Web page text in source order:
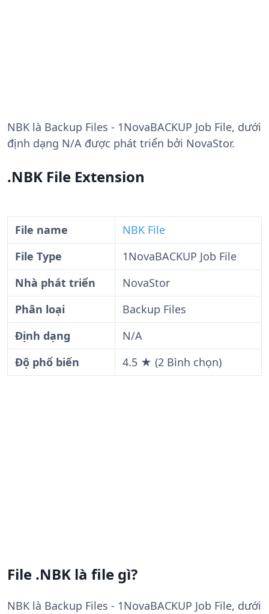
NBK là Backup Files - 1NovaBACKUP Job File, dưới
định dạng N/A được phát triển bởi NovaStor.
.NBK File Extension
File name
NBK File
File Type
1NovaBACKUP Job File
Nhà phát triển
NovaStor
Phân loại
Backup Files
Định dạng
N/A
Độ phổ biến
4.5 ★ (2 Bình chọn)
File .NBK là file gì?
NBK là Backup Files - 1NovaBACKUP Job File, dưới